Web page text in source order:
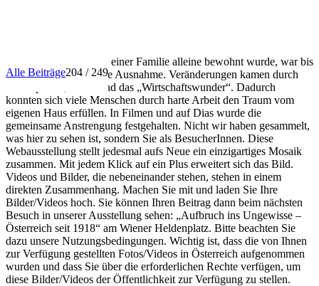
Dass ein Haus nur von einer Familie alleine bewohnt wurde, war bis
in die 1950er Jahre eine Ausnahme. Veränderungen kamen durch
Förderpolitik, Autos und das „Wirtschaftswunder“. Dadurch
konnten sich viele Menschen durch harte Arbeit den Traum vom
eigenen Haus erfüllen. In Filmen und auf Dias wurde die
gemeinsame Anstrengung festgehalten. Nicht wir haben gesammelt,
was hier zu sehen ist, sondern Sie als BesucherInnen. Diese
Webausstellung stellt jedesmal aufs Neue ein einzigartiges Mosaik
zusammen. Mit jedem Klick auf ein Plus erweitert sich das Bild.
Videos und Bilder, die nebeneinander stehen, stehen in einem
direkten Zusammenhang. Machen Sie mit und laden Sie Ihre
Bilder/Videos hoch. Sie können Ihren Beitrag dann beim nächsten
Besuch in unserer Ausstellung sehen: „Aufbruch ins Ungewisse –
Österreich seit 1918“ am Wiener Heldenplatz. Bitte beachten Sie
dazu unsere Nutzungsbedingungen. Wichtig ist, dass die von Ihnen
zur Verfügung gestellten Fotos/Videos in Österreich aufgenommen
wurden und dass Sie über die erforderlichen Rechte verfügen, um
diese Bilder/Videos der Öffentlichkeit zur Verfügung zu stellen.
Alle Beiträge204 / 249